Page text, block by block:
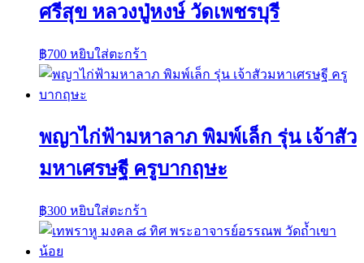
ศรีสุข หลวงปู่หงษ์ วัดเพชรบุรี
฿700 หยิบใส่ตะกร้า
พญาไก่ฟ้ามหาลาภ พิมพ์เล็ก รุ่น เจ้าสัว
มหาเศรษฐี ครูบากฤษะ
฿300 หยิบใส่ตะกร้า